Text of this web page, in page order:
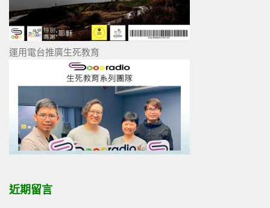
運用電台推廣生死教育
近期留言